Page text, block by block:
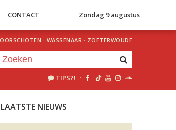
CONTACT Zondag 9 augustus
· WASSENAAR · ZOETERWOUDE
TIPS?! ·
LAATSTE NIEUWS